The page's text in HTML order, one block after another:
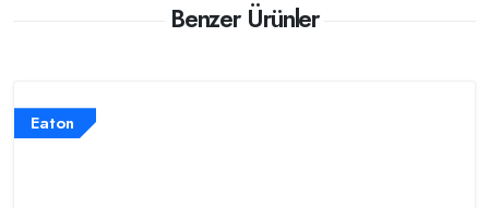
Benzer Ürünler
Eaton